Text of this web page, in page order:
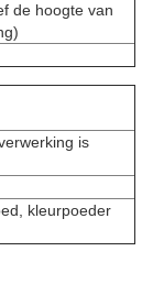
de hoogte van
is
kleurpoeder